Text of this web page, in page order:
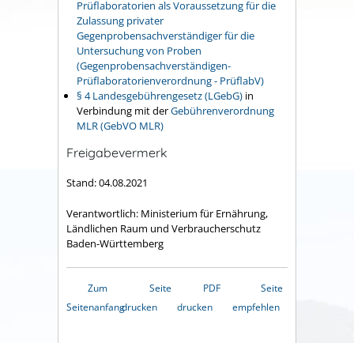
Prüflaboratorien als Voraussetzung für die
Zulassung privater
Gegenprobensachverständiger für die
Untersuchung von Proben
(Gegenprobensachverständigen-
Prüflaboratorienverordnung - PrüflabV)
§ 4 Landesgebührengesetz (LGebG) in
Verbindung mit derGebührenverordnung
MLR (GebVO MLR)
Freigabevermerk
Stand: 04.08.2021
Verantwortlich: Ministerium für Ernährung,
Ländlichen Raum und Verbraucherschutz
Baden-Württemberg
Zum
Seitenanfang
Seite
drucken
PDF
drucken
Seite
empfehlen